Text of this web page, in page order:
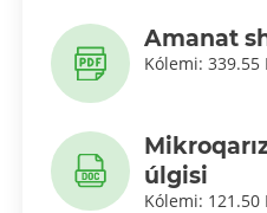
Amanat
Kólemi: 339.55
úlgisi
Kólemi: 121.50